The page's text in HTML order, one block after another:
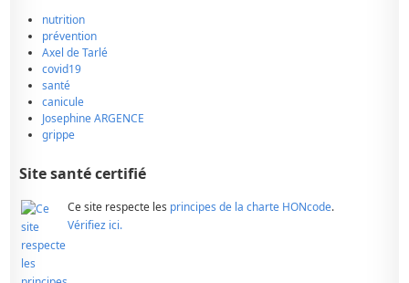
nutrition
prévention
Axel de Tarlé
covid19
santé
canicule
Josephine ARGENCE
grippe
Site santé certifié
Ce site respecte les principes de la charte HONcode.
Vérifiez ici.